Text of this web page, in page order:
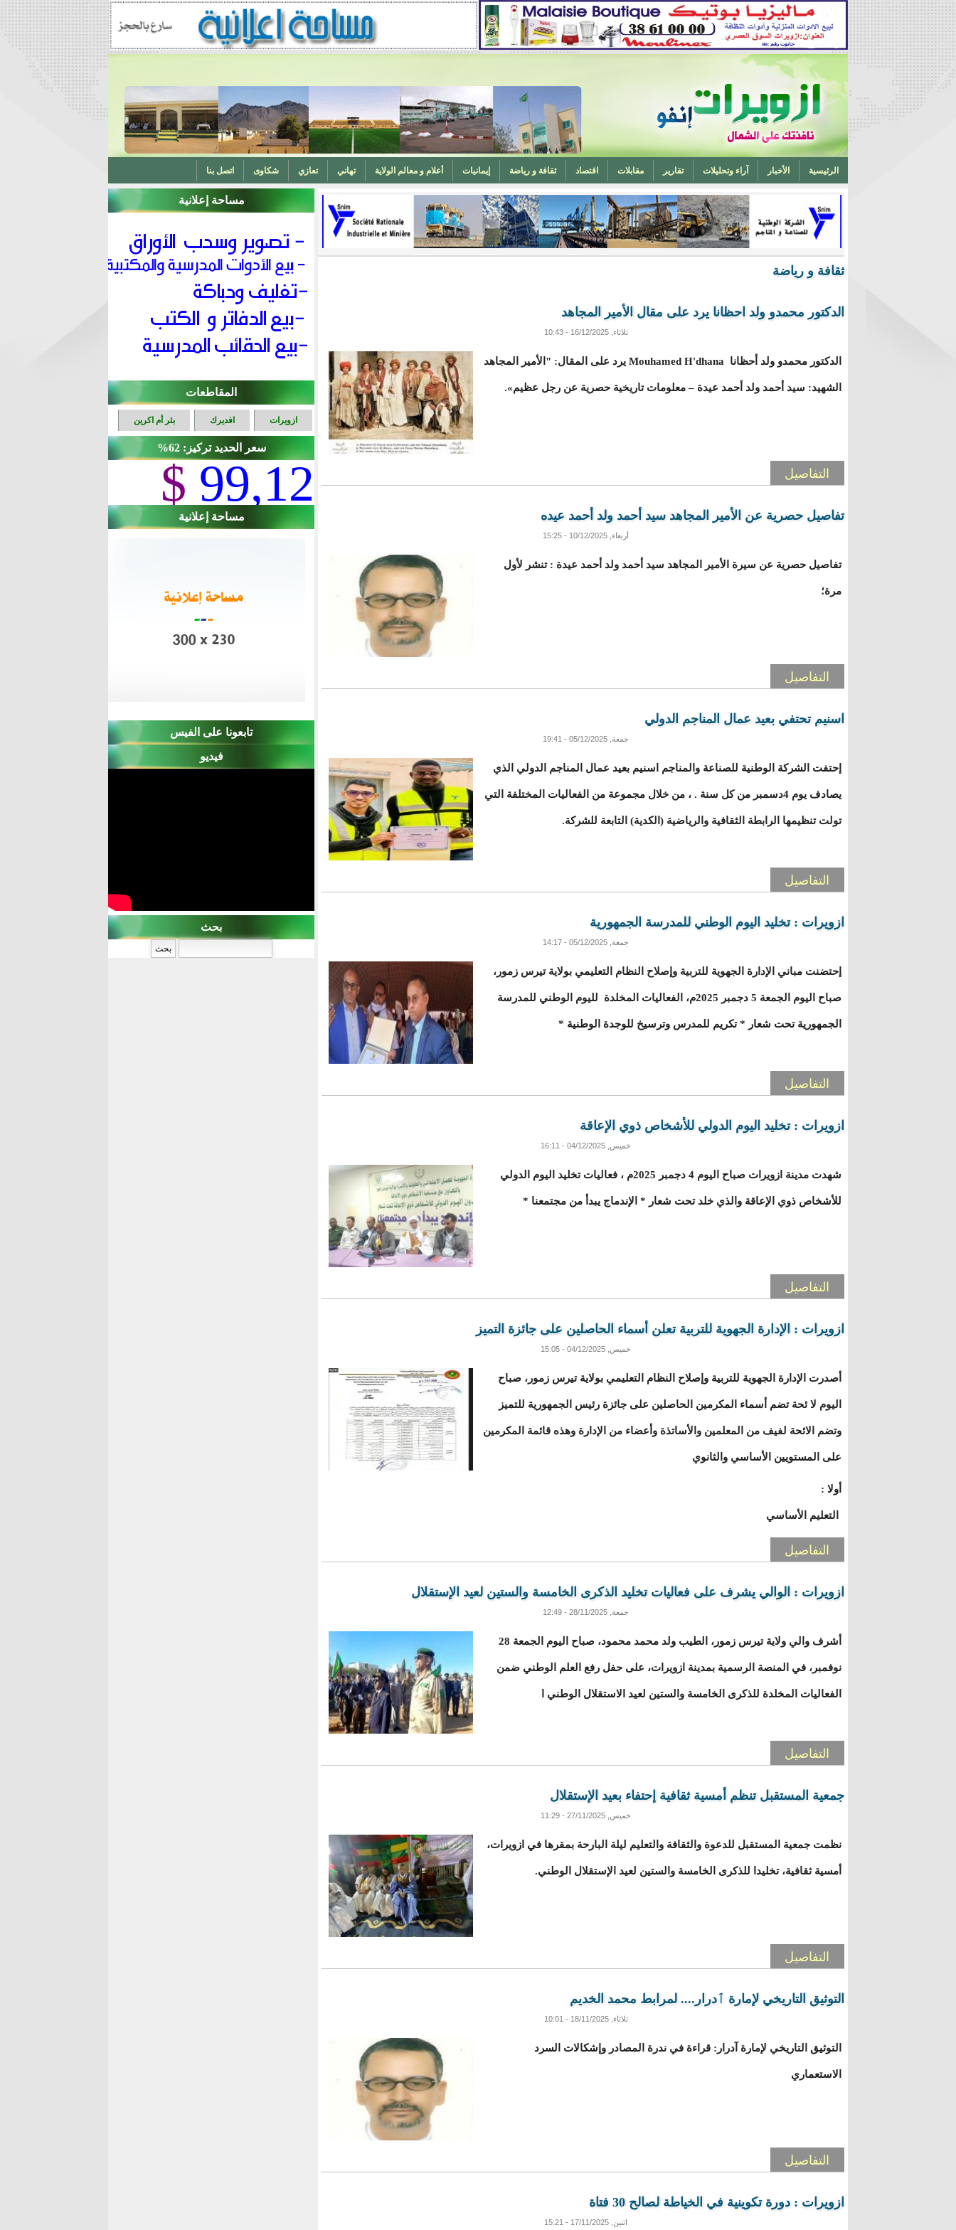
الرئيسية الأخبار آراء وتحليلات تقارير مقابلات اقتصاد ثقافة و رياضة إيمانيات أعلام و معالم الولاية تهاني تعازي شكاوى اتصل بنا
تخرج أحد ابناء ازويرات مهندسا في الهندسة الميكانيكية من المغرب (تهنئة) ه وزارة الشؤون الإسلامية تدعو لتوحيد خطبة الجمعة حول الحرابة مساحة إعلانية
المقاطعات
ازويرات افديرك بئر أم اكرين
سعر الحديد تركيز: 62%
99,12
$
مساحة إعلانية
تابعونا على الفيس
فيديو
بحث
ثقافة و رياضة
الدكتور محمدو ولد احظانا يرد على مقال الأمير المجاهد
ثلاثاء, 16/12/2025 - 10:43
الدكتور محمدو ولد أحظانا Mouhamed H'dhana يرد على المقال: "الأمير المجاهد
الشهيد: سيد أحمد ولد أحمد عيدة – معلومات تاريخية حصرية عن رجل عظيم».
التفاصيل
تفاصيل حصرية عن الأمير المجاهد سيد أحمد ولد أحمد عيده
أربعاء, 10/12/2025 - 15:25
تفاصيل حصرية عن سيرة الأمير المجاهد سيد أحمد ولد أحمد عيدة : تنشر لأول
مرة؛
التفاصيل
اسنيم تحتفي بعيد عمال المناجم الدولي
جمعة, 05/12/2025 - 19:41
إحتفت الشركة الوطنية للصناعة والمناجم اسنيم بعيد عمال المناجم الدولي الذي
يصادف يوم 4دسمبر من كل سنة . ، من خلال مجموعة من الفعاليات المختلفة التي
تولت تنظيمها الرابطة الثقافية والرياضية (الكدية) التابعة للشركة.
التفاصيل
ازويرات : تخليد اليوم الوطني للمدرسة الجمهورية
جمعة, 05/12/2025 - 14:17
إحتضنت مباني الإدارة الجهوية للتربية وإصلاح النظام التعليمي بولاية تيرس زمور،
صباح اليوم الجمعة 5 دجمبر 2025م، الفعاليات المخلدة لليوم الوطني للمدرسة
الجمهورية تحت شعار * تكريم للمدرس وترسيخ للوجدة الوطنية *
التفاصيل
ازويرات : تخليد اليوم الدولي للأشخاص ذوي الإعاقة
خميس, 04/12/2025 - 16:11
شهدت مدينة ازويرات صباح اليوم 4 دجمبر 2025م ، فعاليات تخليد اليوم الدولي
للأشخاص ذوي الإعاقة والذي خلد تحت شعار * الإندماج يبدأ من مجتمعنا *
التفاصيل
ازويرات : الإدارة الجهوية للتربية تعلن أسماء الحاصلين على جائزة التميز
خميس, 04/12/2025 - 15:05
أصدرت الإدارة الجهوية للتربية وإصلاح النظام التعليمي بولاية تيرس زمور، صباح
اليوم لا ئحة تضم أسماء المكرمين الحاصلين على جائزة رئيس الجمهورية للتميز
وتضم الائحة لفيف من المعلمين والأساتذة وأعضاء من الإدارة وهذه قائمة المكرمين
على المستويين الأساسي والثانوي
أولا :
التعليم الأساسي
التفاصيل
ازويرات : الوالي يشرف على فعاليات تخليد الذكرى الخامسة والستين لعيد الإستقلال
جمعة, 28/11/2025 - 12:49
أشرف والي ولاية تيرس زمور، الطيب ولد محمد محمود، صباح اليوم الجمعة 28
نوفمبر، في المنصة الرسمية بمدينة ازويرات، على حفل رفع العلم الوطني ضمن
الفعاليات المخلدة للذكرى الخامسة والستين لعيد الاستقلال الوطني ا
التفاصيل
جمعية المستقبل تنظم أمسية ثقافية إحتفاء بعيد الإستقلال
خميس, 27/11/2025 - 11:29
نظمت جمعية المستقبل للدعوة والثقافة والتعليم ليلة البارحة بمقرها في ازويرات،
أمسية ثقافية، تخليدا للذكرى الخامسة والستين لعيد الإستقلال الوطني.
التفاصيل
التوثيق التاريخي لإمارة ٱدرار.... لمرابط محمد الخديم
ثلاثاء, 18/11/2025 - 10:01
التوثيق التاريخي لإمارة آدرار: قراءة في ندرة المصادر وإشكالات السرد
الاستعماري
التفاصيل
ازويرات : دورة تكوينية في الخياطة لصالح 30 فتاة
اثنين, 17/11/2025 - 15:21